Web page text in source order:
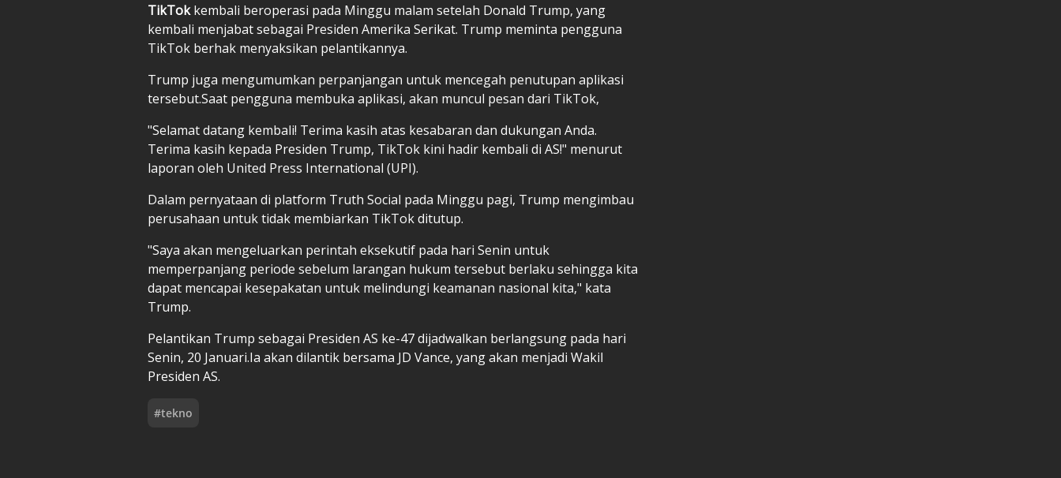
TikTokkembali beroperasi pada Minggu malam setelah Donald Trump, yang
kembali menjabat sebagai Presiden Amerika Serikat. Trump meminta pengguna
TikTok berhak menyaksikan pelantikannya.
Trump juga mengumumkan perpanjangan untuk mencegah penutupan aplikasi
tersebut.Saat pengguna membuka aplikasi, akan muncul pesan dari TikTok,
"Selamat datang kembali! Terima kasih atas kesabaran dan dukungan Anda.
Terima kasih kepada Presiden Trump, TikTok kini hadir kembali di AS!" menurut
laporan oleh United Press International (UPI).
Dalam pernyataan di platform Truth Social pada Minggu pagi, Trump mengimbau
perusahaan untuk tidak membiarkan TikTok ditutup.
"Saya akan mengeluarkan perintah eksekutif pada hari Senin untuk
memperpanjang periode sebelum larangan hukum tersebut berlaku sehingga kita
dapat mencapai kesepakatan untuk melindungi keamanan nasional kita," kata
Trump.
Pelantikan Trump sebagai Presiden AS ke-47 dijadwalkan berlangsung pada hari
Senin, 20 Januari.Ia akan dilantik bersama JD Vance, yang akan menjadi Wakil
Presiden AS.
#tekno